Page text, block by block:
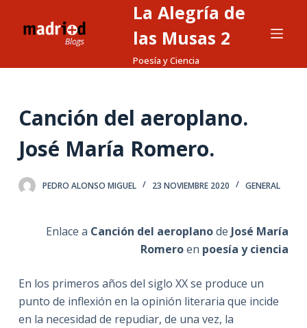
t
c
n
d
o
La Alegría de
las Musas 2
Poesía y Ciencia
Canción del aeroplano.
José María Romero.
PEDRO ALONSO MIGUEL 23 NOVIEMBRE 2020 GENERAL
Enlace a Canción del aeroplanode José María
Romeroen poesía y ciencia
En los primeros años del siglo XX se produce un
punto de inflexión en la opinión literaria que incide
en la necesidad de repudiar, de una vez, la